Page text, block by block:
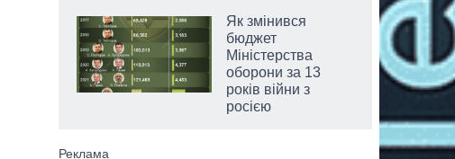
Як змінився
бюджет
Міністерства
оборони за 13
років війни з
росією